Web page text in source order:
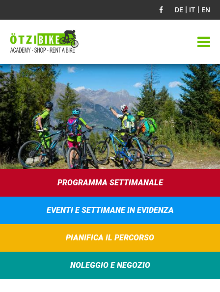
DE | IT | EN
PROGRAMMA SETTIMANALE
EVENTI E SETTIMANE IN EVIDENZA
PIANIFICA IL PERCORSO
NOLEGGIO E NEGOZIO